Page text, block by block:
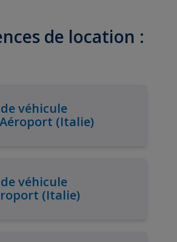
de location :
véhicule
(Italie)
véhicule
(Italie)